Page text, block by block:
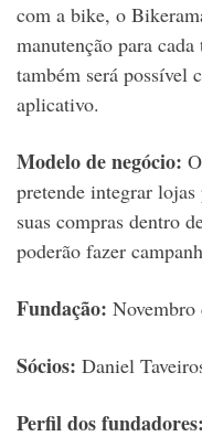
com a bike, o
manutenção para
também será possível
aplicativo.
Modelo de negócio:
pretende integrar
suas compras dentro
poderão fazer
Fundação: Novembro
Sócios: Daniel
Perfil dos fundadores: